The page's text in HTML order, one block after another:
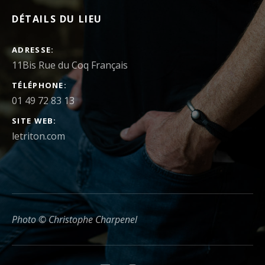
DÉTAILS DU LIEU
ADRESSE
TÉLÉPHONE
01 49 72 83 13
SITE WEB
letriton.com
Photo © Christophe Charpenel